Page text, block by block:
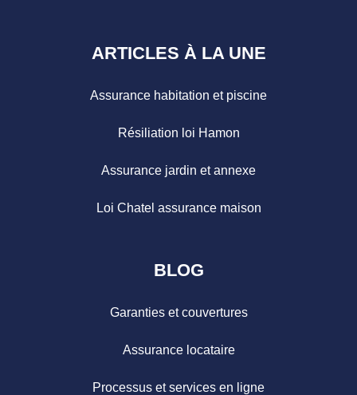
ARTICLES À LA UNE
Assurance habitation et piscine
Résiliation loi Hamon
Assurance jardin et annexe
Loi Chatel assurance maison
BLOG
Garanties et couvertures
Assurance locataire
Processus et services en ligne